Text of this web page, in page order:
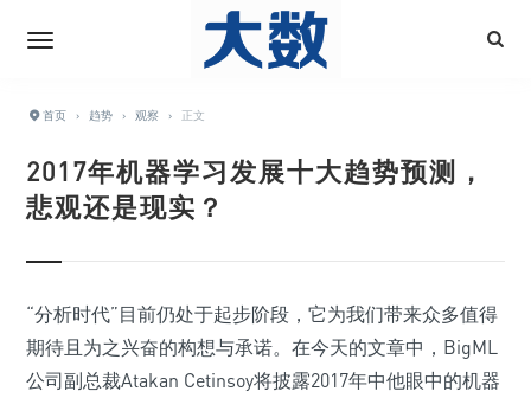
首页 › 趋势 › 观察 › 正文
2017年机器学习发展十大趋势预测，
悲观还是现实？
“分析时代”目前仍处于起步阶段，它为我们带来众多值得
期待且为之兴奋的构想与承诺。在今天的文章中，BigML
公司副总裁Atakan Cetinsoy将披露2017年中他眼中的机器